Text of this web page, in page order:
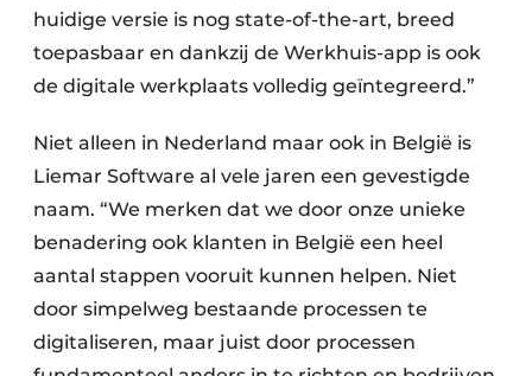
huidige versie is nog state-of-the-art, breed
toepasbaar en dankzij de Werkhuis-app is ook
de digitale werkplaats volledig geïntegreerd.”
Niet alleen in Nederland maar ook in België is
Liemar Software al vele jaren een gevestigde
naam. “We merken dat we door onze unieke
benadering ook klanten in België een heel
aantal stappen vooruit kunnen helpen. Niet
door simpelweg bestaande processen te
digitaliseren, maar juist door processen